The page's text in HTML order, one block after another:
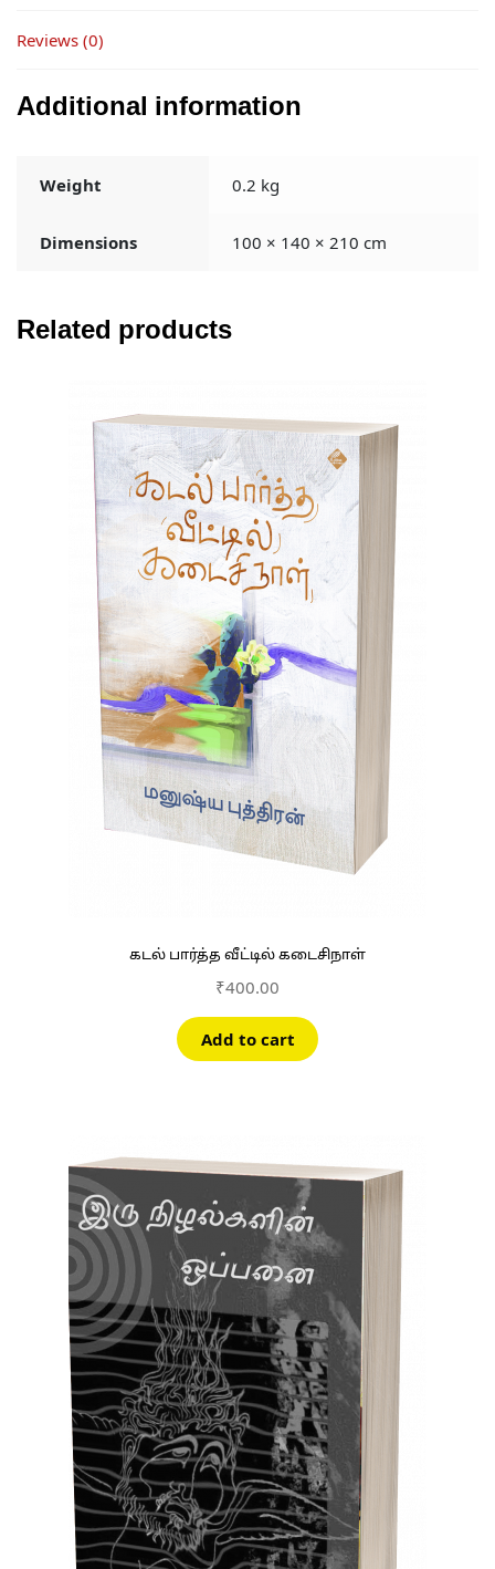
Reviews (0)
Additional information
Weight 0.2 kg
Dimensions 100 × 140 × 210 cm
Related products
கடல் பார்த்த வீட்டில் கடைசிநாள்
₹400.00
Add to cart